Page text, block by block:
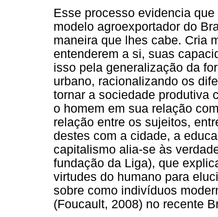
Esse processo evidencia
modelo agroexportador do
maneira que lhes cabe. Cria
entenderem a si, suas
isso pela generalização da
urbano, racionalizando os
tornar a sociedade produtiva
o homem em sua relação
relação entre os sujeitos,
destes com a cidade, a
capitalismo alia-se às
fundação da Liga), que
virtudes do humano para
sobre como indivíduos
(Foucault, 2008) no recente